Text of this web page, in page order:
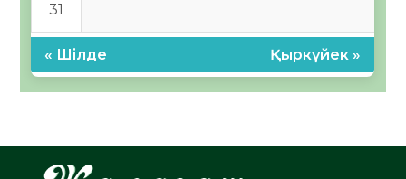
31
« Шілде Қыркүйек »